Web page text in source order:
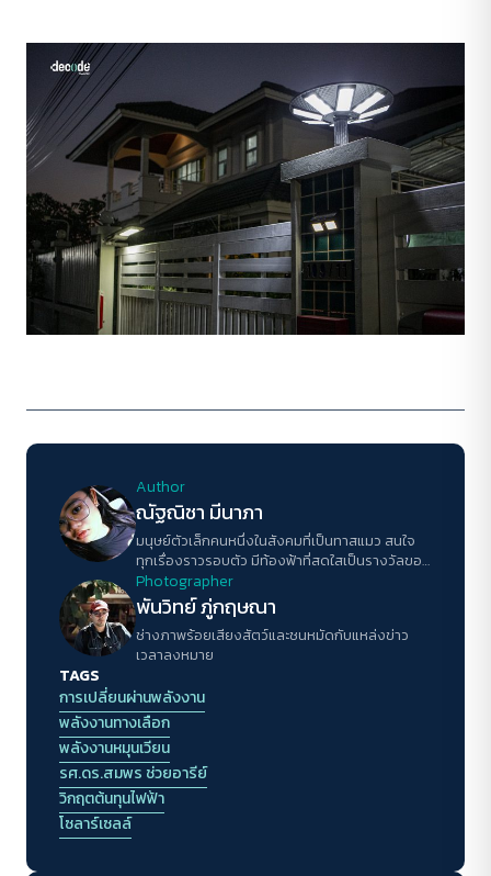
Author
ณัฐณิชา มีนาภา
มนุษย์ตัวเล็กคนหนึ่งในสังคมที่เป็นทาสแมว สนใจ
ทุกเรื่องราวรอบตัว มีท้องฟ้าที่สดใสเป็นรางวัลของ
การใช้ชีวิตในแต่ละวัน
Photographer
พันวิทย์ ภู่กฤษณา
ช่างภาพร้อยเสียงสัตว์และชนหมัดกับแหล่งข่าว
เวลาลงหมาย
TAGS
การเปลี่ยนผ่านพลังงาน
พลังงานทางเลือก
พลังงานหมุนเวียน
รศ.ดร.สมพร ช่วยอารีย์
วิกฤตต้นทุนไฟฟ้า
โซลาร์เซลล์